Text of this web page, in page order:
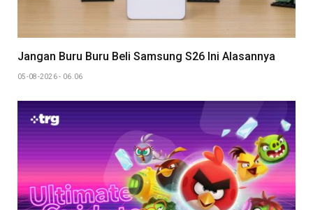
Jangan Buru Buru Beli Samsung S26 Ini Alasannya
05-08-2026 - 06.06